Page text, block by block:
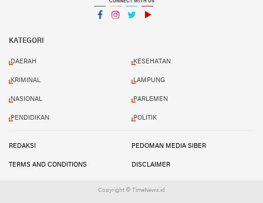
CONNECT WITH US
KATEGORI
DAERAH KESEHATAN
KRIMINAL LAMPUNG
NASIONAL PARLEMEN
PENDIDIKAN POLITIK
REDAKSI PEDOMAN MEDIA SIBER
TERMS AND CONDITIONS DISCLAIMER
Copyright © TimeNews.id